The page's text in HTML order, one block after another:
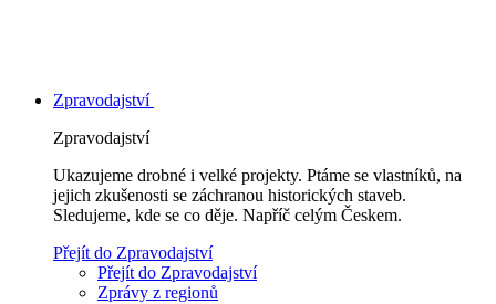
Zpravodajství
Zpravodajství
Ukazujeme drobné i velké projekty. Ptáme se vlastníků, na
jejich zkušenosti se záchranou historických staveb.
Sledujeme, kde se co děje. Napříč celým Českem.
Přejít do Zpravodajství
Přejít do Zpravodajství
Zprávy z regionů